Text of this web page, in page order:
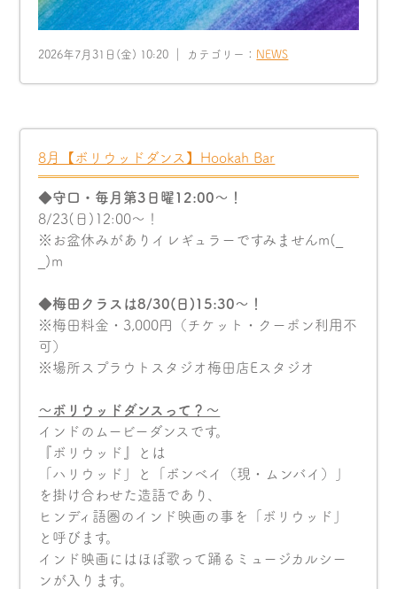
2026年7月31日(金) 10:20 ｜ カテゴリー： NEWS
8月【ボリウッドダンス】Hookah Bar
◆守口・毎月第3日曜12:00〜！
8/23(日)12:00〜！
※お盆休みがありイレギュラーですみませんm(_
_)m
◆梅田クラスは8/30(日)15:30〜！
※梅田料金・3,000円（チケット・クーポン利用不
可）
※場所スプラウトスタジオ梅田店Eスタジオ
〜ボリウッドダンスって？〜
インドのムービーダンスです。
『ボリウッド』とは
「ハリウッド」と「ボンベイ（現・ムンバイ）」
を掛け合わせた造語であり、
ヒンディ語圏のインド映画の事を「ボリウッド」
と呼びます。
インド映画にはほぼ歌って踊るミュージカルシー
ンが入ります。